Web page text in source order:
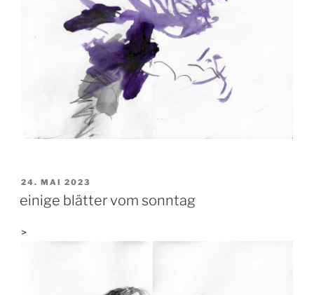
VERÖFFENTLICHT
AM
24. MAI 2023
einige blätter vom sonntag
>